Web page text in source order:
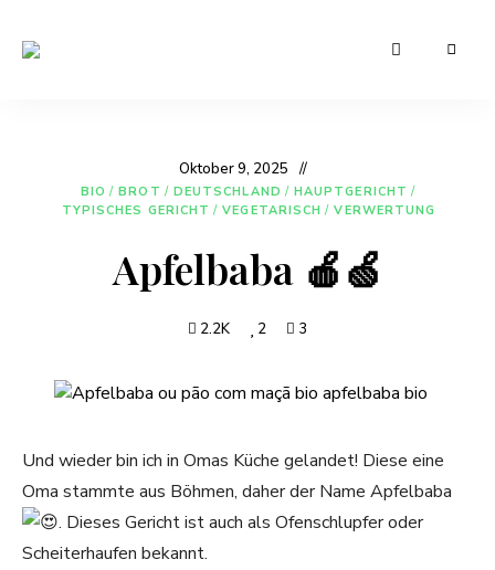
Oktober 9, 2025
BIO / BROT / DEUTSCHLAND / HAUPTGERICHT /
TYPISCHES GERICHT / VEGETARISCH / VERWERTUNG
Apfelbaba 🍎🍏
2.2K 2 3
Und wieder bin ich in Omas Küche gelandet! Diese eine
Oma stammte aus Böhmen, daher der Name Apfelbaba
. Dieses Gericht ist auch als Ofenschlupfer oder
Scheiterhaufen bekannt.